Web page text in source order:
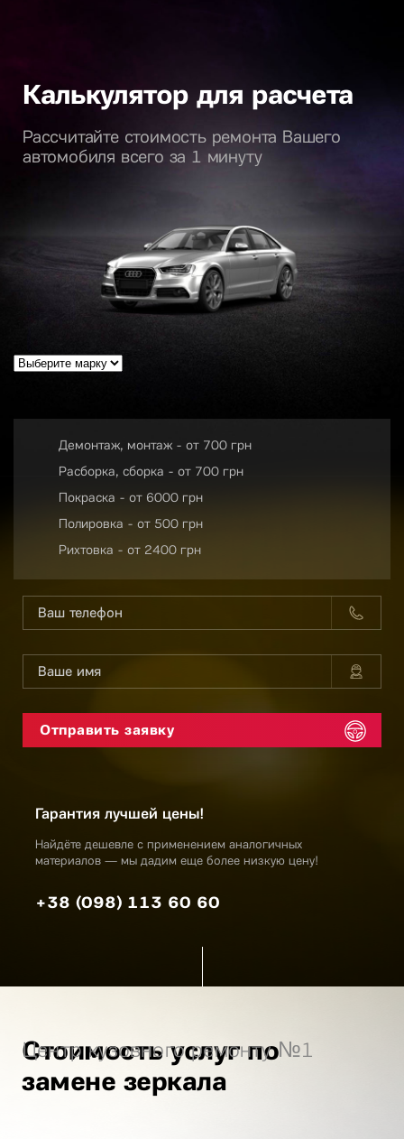
Калькулятор для расчета
Рассчитайте стоимость ремонта Вашего
автомобиля всего за 1 минуту
Демонтаж, монтаж - от 700 грн
Расборка, сборка - от 700 грн
Покраска - от 6000 грн
Полировка - от 500 грн
Рихтовка - от 2400 грн
Гарантия лучшей цены!
Найдёте дешевле с применением аналогичных
материалов — мы дадим еще более низкую цену!
+38 (098) 113 60 60
Стоимость услуг по
замене зеркала
Центр кузовного ремонту №1